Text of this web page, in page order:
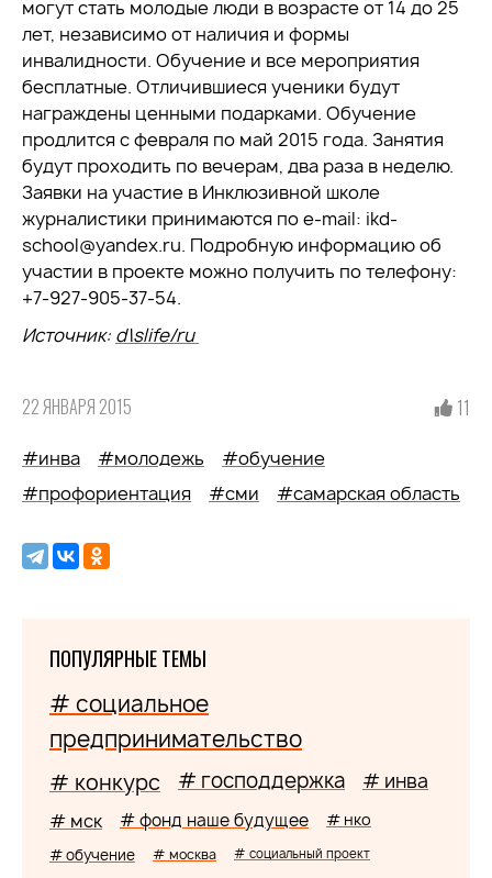
могут стать молодые люди в возрасте от 14 до 25
лет, независимо от наличия и формы
инвалидности. Обучение и все мероприятия
бесплатные. Отличившиеся ученики будут
награждены ценными подарками. Обучение
продлится с февраля по май 2015 года. Занятия
будут проходить по вечерам, два раза в неделю.
Заявки на участие в Инклюзивной школе
журналистики принимаются по e-mail: ikd-
school@yandex.ru. Подробную информацию об
участии в проекте можно получить по телефону:
+7-927-905-37-54.
Источник: d\slife/ru
22 ЯНВАРЯ 2015 11
#инва #молодежь
#обучение
#профориентация
#сми #самарская область
ПОПУЛЯРНЫЕ ТЕМЫ
# социальное
предпринимательство
# конкурс # господдержка # инва
# мск # фонд наше будущее # нко
# обучение # москва # социальный проект